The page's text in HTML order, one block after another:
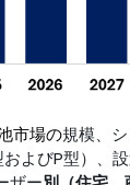
市場の規模、
よびP型）、